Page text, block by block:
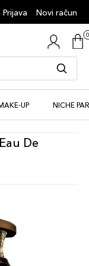
Prijava Novi račun
UP NICHE
De